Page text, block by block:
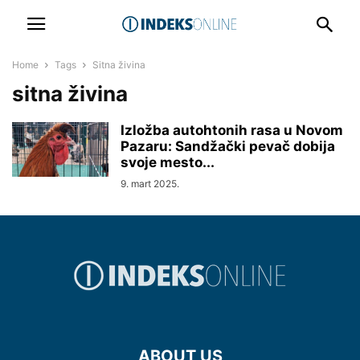
Home Tags Sitna živina
sitna živina
Izložba autohtonih rasa u Novom
Pazaru: Sandžački pevač dobija
svoje mesto...
9. mart 2025.
ABOUT US